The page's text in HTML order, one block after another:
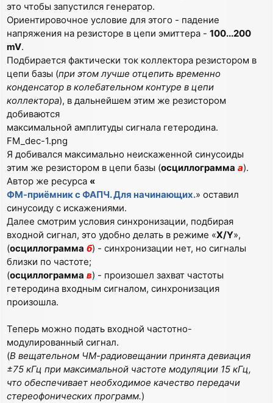
это чтобы запустился генератор.
Ориентировочное условие для этого - падение
напряжения на резисторе в цепи эмиттера - 100...200
mV.
Подбирается фактически ток коллектора резистором в
цепи базы (при этом лучше отцепить временно
конденсатор в колебательном контуре в цепи
коллектора), в дальнейшем этим же резистором
добиваются
максимальной амплитуды сигнала гетеродина.
FM_dec-1.png
Я добивался максимально неискаженной синусоиды
этим же резистором в цепи базы (осциллограмма а).
Автор же ресурса «
ФМ-приёмник с ФАПЧ. Для начинающих.» оставил
синусоиду с искажениями.
Далее смотрим условия синхронизации, подбирая
входной сигнал, это удобно делать в режиме «X/Y»,
(осциллограмма б) - синхронизации нет, но сигналы
близки по частоте;
(осциллограмма в) - произошел захват частоты
гетеродина входным сигналом, синхронизация
произошла.
Теперь можно подать входной частотно-
модулированный сигнал.
(В вещательном ЧМ-радиовещании принята девиация
±75 кГц при максимальной частоте модуляции 15 кГц,
что обеспечивает необходимое качество передачи
стереофонических программ.)